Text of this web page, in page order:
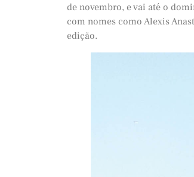
de novembro, e vai até o
com nomes como Alexis
edição.